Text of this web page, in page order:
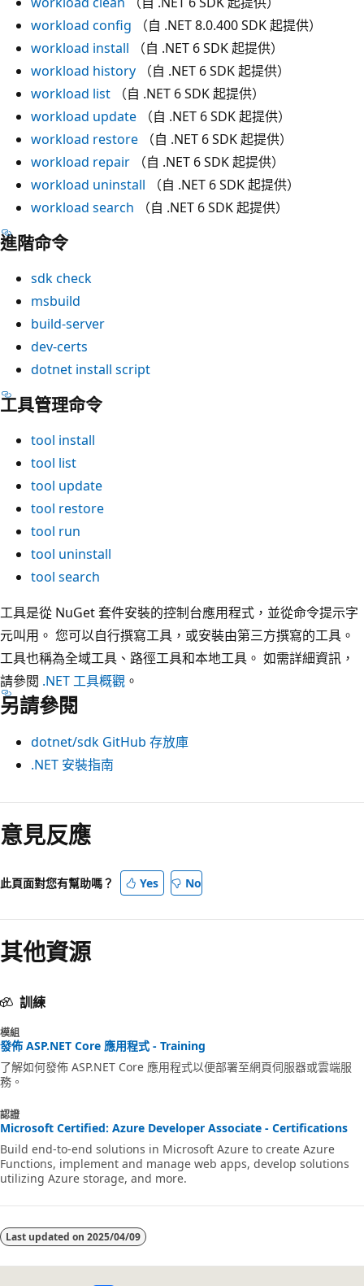
workload config （自 .NET 8.0.400 SDK 起提供）
workload install （自 .NET 6 SDK 起提供）
workload history （自 .NET 6 SDK 起提供）
workload list （自 .NET 6 SDK 起提供）
workload update （自 .NET 6 SDK 起提供）
workload restore （自 .NET 6 SDK 起提供）
workload repair （自 .NET 6 SDK 起提供）
workload uninstall （自 .NET 6 SDK 起提供）
workload search （自 .NET 6 SDK 起提供）
進階命令
sdk check
msbuild
build-server
dev-certs
dotnet install script
工具管理命令
tool install
tool list
tool update
tool restore
tool run
tool uninstall
tool search
工具是從 NuGet 套件安裝的控制台應用程式，並從命令提示字
元叫用。 您可以自行撰寫工具，或安裝由第三方撰寫的工具。
工具也稱為全域工具、路徑工具和本地工具。 如需詳細資訊，
請參閱 .NET 工具概觀 。
另請參閱
dotnet/sdk GitHub 存放庫
.NET 安裝指南
意見反應
此頁面對您有幫助嗎？ Yes No
其他資源
訓練
模組
發佈 ASP.NET Core 應用程式 - Training
了解如何發佈 ASP.NET Core 應用程式以便部署至網頁伺服器或雲端服
務。
認證
Microsoft Certified: Azure Developer Associate - Certifications
Build end-to-end solutions in Microsoft Azure to create Azure
Functions, implement and manage web apps, develop solutions
utilizing Azure storage, and more.
Last updated on 2025/04/09